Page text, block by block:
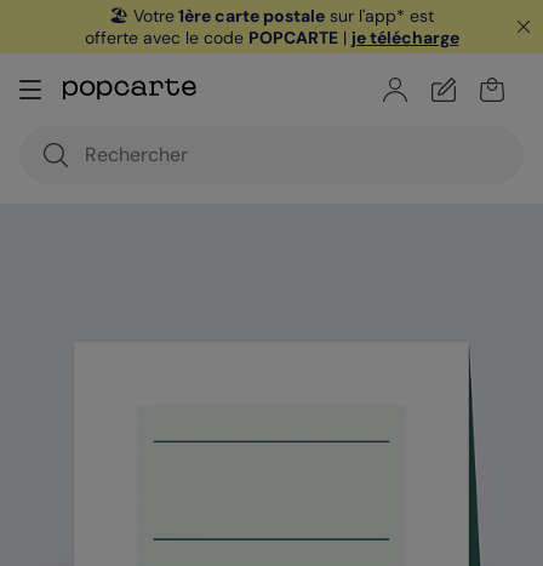
🏖️ Votre1ère carte postale sur l'app* est
offerte avec le code POPCARTE| je télécharge